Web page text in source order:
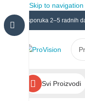
Skip to navigation
✔ Isporuka 2–5 radnih
Svi Proizvodi